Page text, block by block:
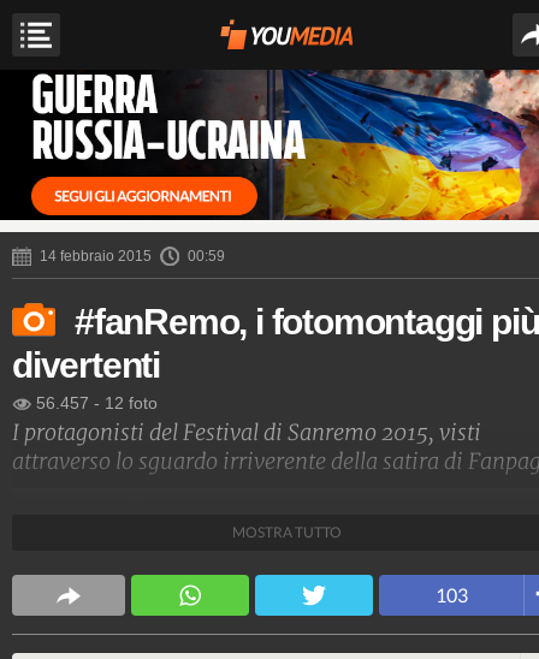
14 febbraio 2015 00:59
#fanRemo, i fotomontaggi più
divertenti
56.457 - 12 foto
I protagonisti del Festival di Sanremo 2015, visti
attraverso lo sguardo irriverente della satira di
9.455 video-76.076 foto
MOSTRA TUTTO
103